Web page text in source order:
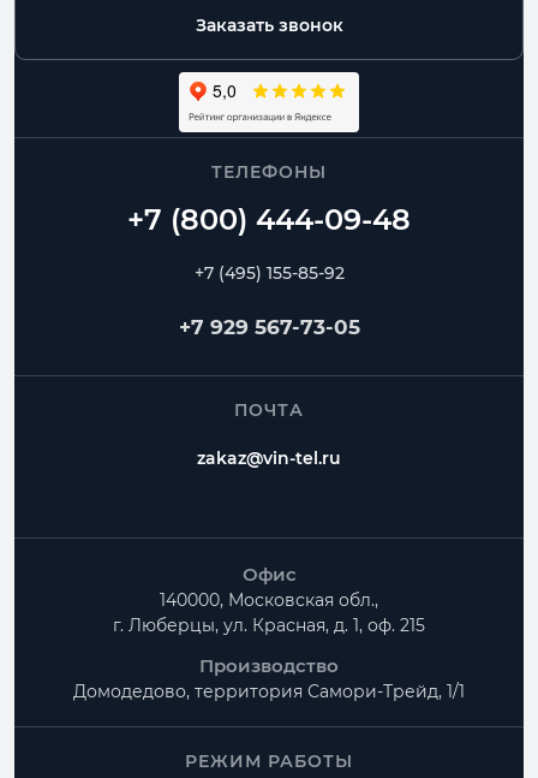
Заказать звонок
ТЕЛЕФОНЫ
+7 (495) 155-85-92
+7 929 567-73-05
ПОЧТА
zakaz@vin-tel.ru
Офис
140000, Московская обл.,
г. Люберцы, ул. Красная, д. 1, оф. 215
Производство
Домодедово, территория Самори-Трейд, 1/1
РЕЖИМ РАБОТЫ